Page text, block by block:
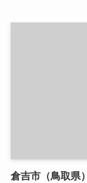
倉吉市（鳥取県